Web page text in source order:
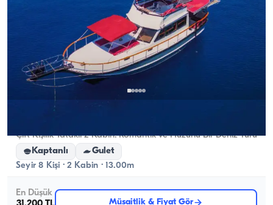
Çift Kişilik Yataklı 2 Kabin: Romantik ve Huzurlu Bir Deniz Turu
Kaptanlı
Gulet
Seyir 8 Kişi · 2 Kabin · 13.00m
En Düşük
Müsaitlik & Fiyat Gör